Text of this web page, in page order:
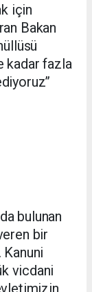
için
Bakan
kadar fazla
bulunan
bir
Kanuni
vicdani